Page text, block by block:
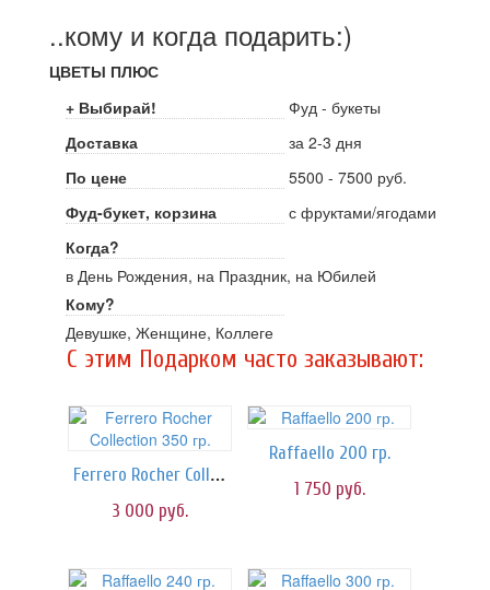
..кому и когда подарить:)
ЦВЕТЫ ПЛЮС
+ Выбирай!
Фуд - букеты
Доставка
за 2-3 дня
По цене
5500 - 7500 руб.
Фуд-букет, корзина
с фруктами/ягодами
Когда?
в День Рождения, на Праздник, на Юбилей
Кому?
Девушке, Женщине, Коллеге
C этим Подарком часто заказывают:
Ferrero Rocher Collection 350 гр.
3 000 руб.
Raffaello 200 гр.
1 750 руб.